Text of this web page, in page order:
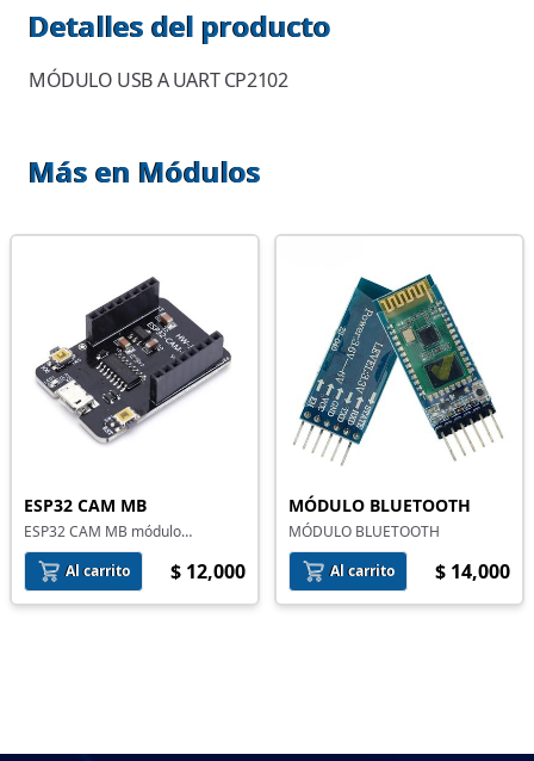
Detalles del producto
MÓDULO USB A UART CP2102
Más en Módulos
ESP32 CAM MB
ESP32 CAM MB módulo
programador para ESP32 CAM
Al carrito
$ 12,000
MÓDULO BLUETOOTH
MÓDULO BLUETOOTH
Al carrito
$ 14,000